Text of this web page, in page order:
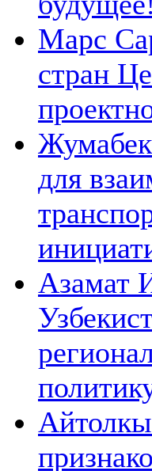
Марс
стран
для
Азамат